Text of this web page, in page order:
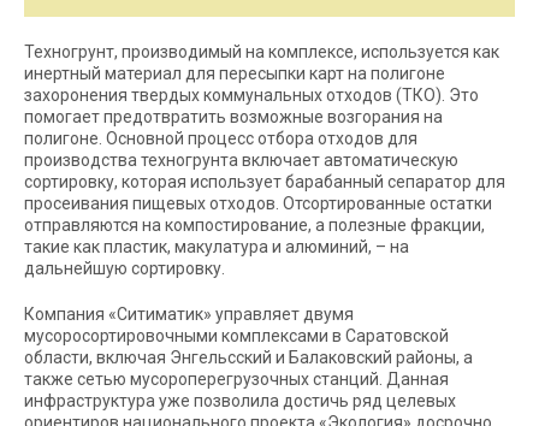
Техногрунт, производимый на комплексе, используется как
инертный материал для пересыпки карт на полигоне
захоронения твердых коммунальных отходов (ТКО). Это
помогает предотвратить возможные возгорания на
полигоне. Основной процесс отбора отходов для
производства техногрунта включает автоматическую
сортировку, которая использует барабанный сепаратор для
просеивания пищевых отходов. Отсортированные остатки
отправляются на компостирование, а полезные фракции,
такие как пластик, макулатура и алюминий, – на
дальнейшую сортировку.
Компания «Ситиматик» управляет двумя
мусоросортировочными комплексами в Саратовской
области, включая Энгельсский и Балаковский районы, а
также сетью мусороперегрузочных станций. Данная
инфраструктура уже позволила достичь ряд целевых